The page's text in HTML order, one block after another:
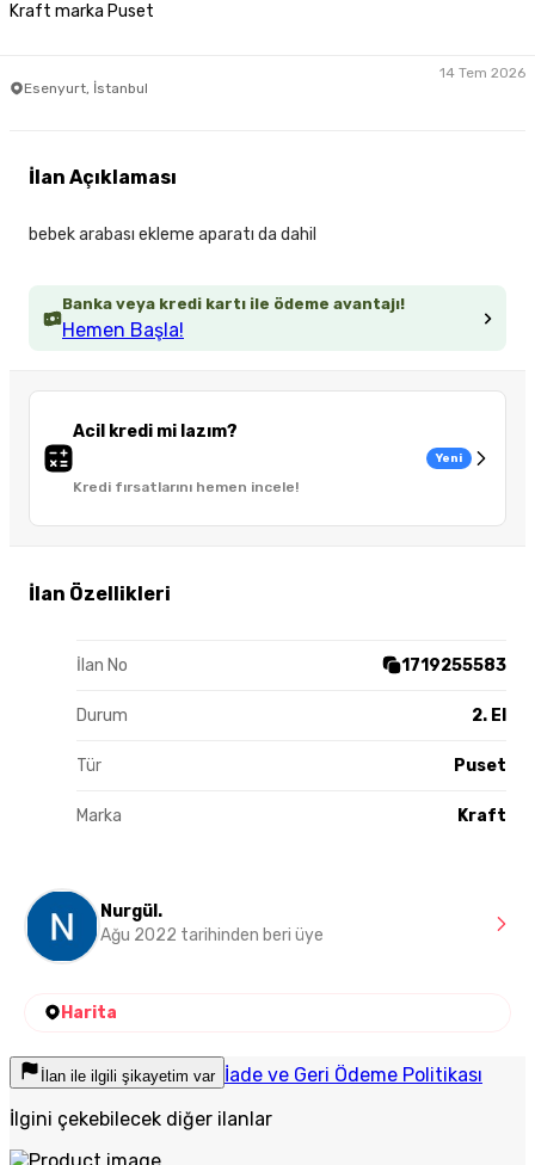
Kraft marka Puset
Esenyurt, İstanbul
14 Tem 2026
Banka veya kredi kartı ile ödeme avantajı!
Hemen Başla!
Acil kredi mi lazım?
Kredi fırsatlarını hemen incele!
Yeni
İlan Özellikleri
İlan No 1719255583
Durum 2. El
Tür Puset
Marka Kraft
İlan Açıklaması
bebek arabası ekleme aparatı da dahil
Nurgül.
Ağu 2022 tarihinden beri üye
Harita
İlan ile ilgili şikayetim var İade ve Geri Ödeme Politikası
İlgini çekebilecek diğer ilanlar